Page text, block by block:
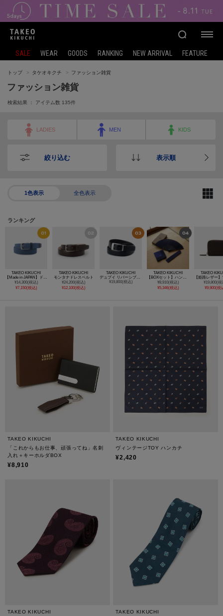
SALE WEAR GOODS RANKING NEW ARRIVAL FEATURE
トップ タケオキクチ ファッション雑貨
ファッション雑貨
検索結果 ： アイテム数 135件
LADIES MEN KIDS
絞り込む 表示順
1色表示 全色表示
ランキング
TAKEO KIKUCHI
¥14,300(税込)
¥7,150(税込)
TAKEO KIKUCHI
モンタナドレスベルト
¥24,200(税込)
¥12,100(税込)
TAKEO KIKUCHI
¥19,800(税込)
TAKEO KIKUCHI
¥8,910(税込)
¥5,346(税込)
TAKEO
¥19,800(税
¥9,900(税
TAKEO KIKUCHI
「これからもお仕事、頑張ってね」名刺
入れ＋キーホルダBOX
¥8,910
TAKEO KIKUCHI
ヴィンテージTOY ハンカチ
¥2,420
TAKEO KIKUCHI
TAKEO KIKUCHI